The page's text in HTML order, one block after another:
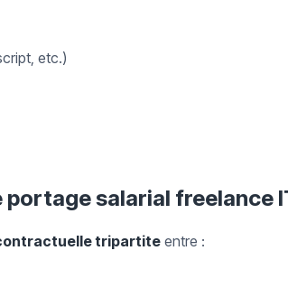
etc.)
salarial freelance
tripartite entre :